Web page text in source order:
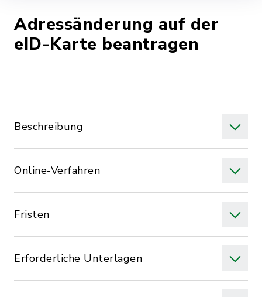
Adressänderung auf der
eID-Karte beantragen
Beschreibung
Online-Verfahren
Fristen
Erforderliche Unterlagen